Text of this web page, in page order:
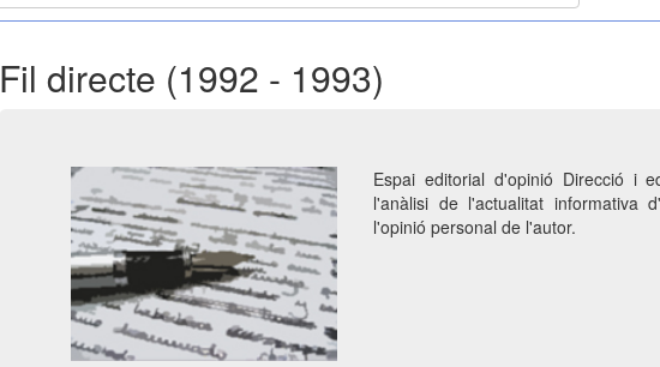
Fil directe (1992 - 1993)
Espai editorial d'opinió Direcció i
l'anàlisi de l'actualitat informativa
l'opinió personal de l'autor.